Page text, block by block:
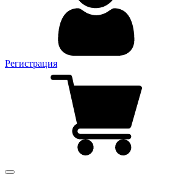
Регистрация